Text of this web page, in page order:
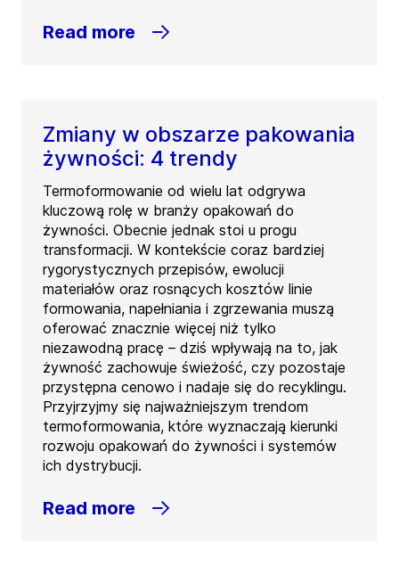
Read more
Zmiany w obszarze pakowania
żywności: 4 trendy
Termoformowanie od wielu lat odgrywa
kluczową rolę w branży opakowań do
żywności. Obecnie jednak stoi u progu
transformacji. W kontekście coraz bardziej
rygorystycznych przepisów, ewolucji
materiałów oraz rosnących kosztów linie
formowania, napełniania i zgrzewania muszą
oferować znacznie więcej niż tylko
niezawodną pracę – dziś wpływają na to, jak
żywność zachowuje świeżość, czy pozostaje
przystępna cenowo i nadaje się do recyklingu.
Przyjrzyjmy się najważniejszym trendom
termoformowania, które wyznaczają kierunki
rozwoju opakowań do żywności i systemów
ich dystrybucji.
Read more